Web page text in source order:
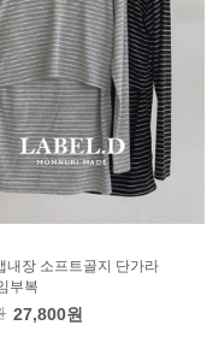
내장 소프트골지 단가라
부복
27,800원